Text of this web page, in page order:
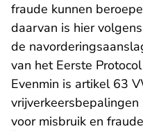
fraude kunnen
daarvan is hier
de
van het Eerste
Evenmin is artikel 63
voor misbruik en